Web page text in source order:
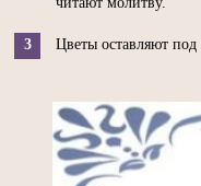
Цветы оставляют под